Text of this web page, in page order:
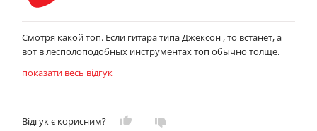
Смотря какой топ. Если гитара типа Джексон , то встанет, а
вот в лесполоподобных инструментах топ обычно толще.
показати весь відгук
Відгук є корисним?